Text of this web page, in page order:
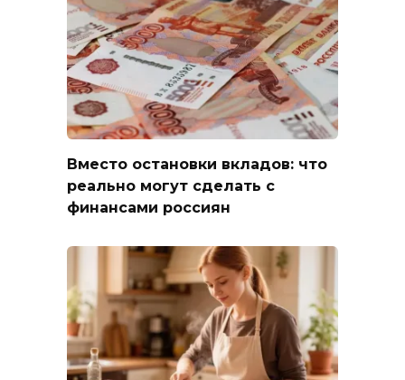
Вместо остановки вкладов: что
реально могут сделать с
финансами россиян